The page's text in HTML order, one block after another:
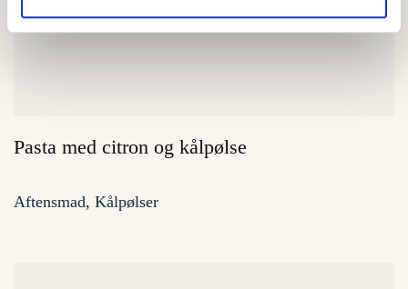
Pasta med citron og kålpølse
Aftensmad, Kålpølser